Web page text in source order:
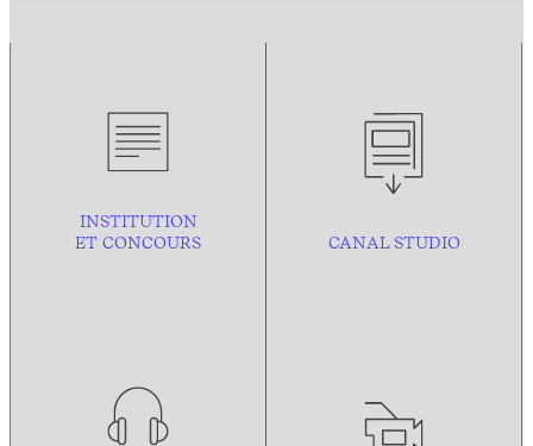
INSTITUTION
ET CONCOURS
CANAL STUDIO